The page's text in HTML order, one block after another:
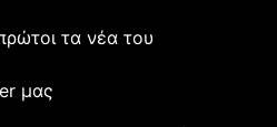
τα νέα του
μας